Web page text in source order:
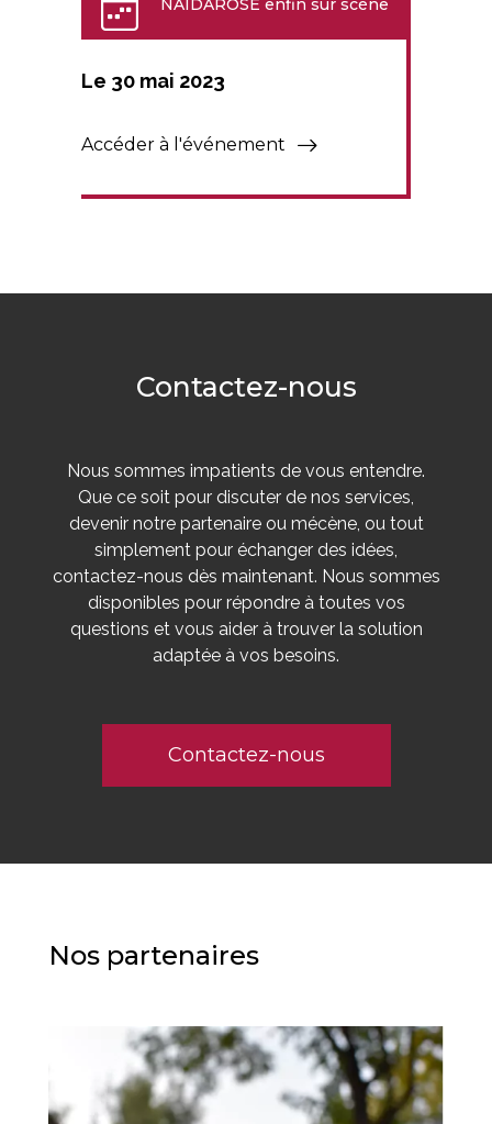
NAIDAROSE enfin sur scène
Le 30 mai 2023
Accéder à l'événement
Contactez-nous
Nous sommes impatients de vous entendre.
Que ce soit pour discuter de nos services,
devenir notre partenaire ou mécène, ou tout
simplement pour échanger des idées,
contactez-nous dès maintenant. Nous sommes
disponibles pour répondre à toutes vos
questions et vous aider à trouver la solution
adaptée à vos besoins.
Contactez-nous
Nos partenaires